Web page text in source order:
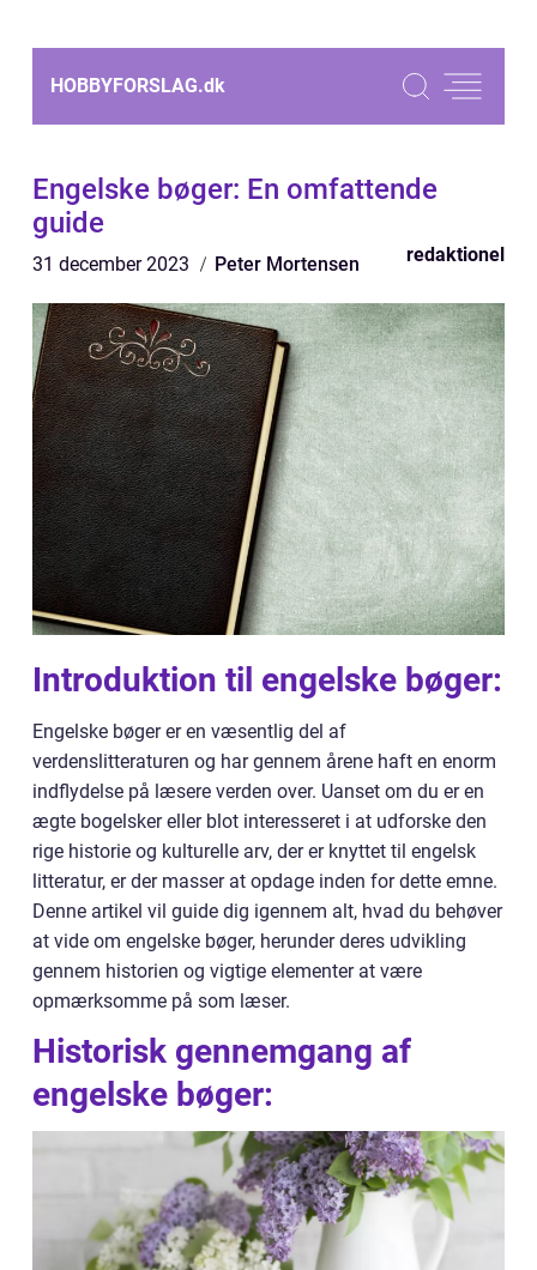
HOBBYFORSLAG.dk
Engelske bøger: En omfattende
guide
31 december 2023 Peter Mortensen redaktionel
Introduktion til engelske bøger:
Engelske bøger er en væsentlig del af
verdenslitteraturen og har gennem årene haft en enorm
indflydelse på læsere verden over. Uanset om du er en
ægte bogelsker eller blot interesseret i at udforske den
rige historie og kulturelle arv, der er knyttet til engelsk
litteratur, er der masser at opdage inden for dette emne.
Denne artikel vil guide dig igennem alt, hvad du behøver
at vide om engelske bøger, herunder deres udvikling
gennem historien og vigtige elementer at være
opmærksomme på som læser.
Historisk gennemgang af
engelske bøger: